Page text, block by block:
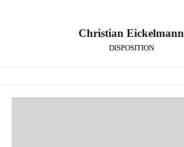
Christian Eickelmann
DISPOSITION